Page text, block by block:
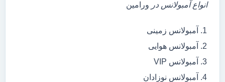
انواع آمبولانس در ورامین
آمبولانس زمینی
آمبولانس هوایی
آمبولانس VIP
آمبولانس نوزادان